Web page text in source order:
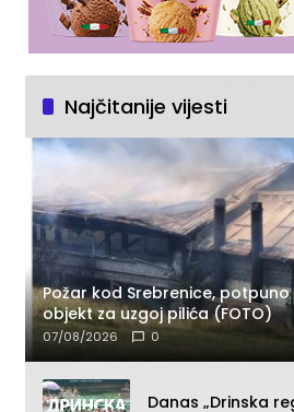
Najčitanije vijesti
Požar kod Srebrenice, potpuno
objekt za uzgoj pilića (FOTO)
07/08/2026 0
Danas „Drinska